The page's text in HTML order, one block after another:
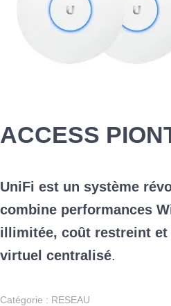
ACCESS
UniFi est un système
combine performances
illimitée, coût restreint
virtuel centralisé.
Catégorie : RESEAU